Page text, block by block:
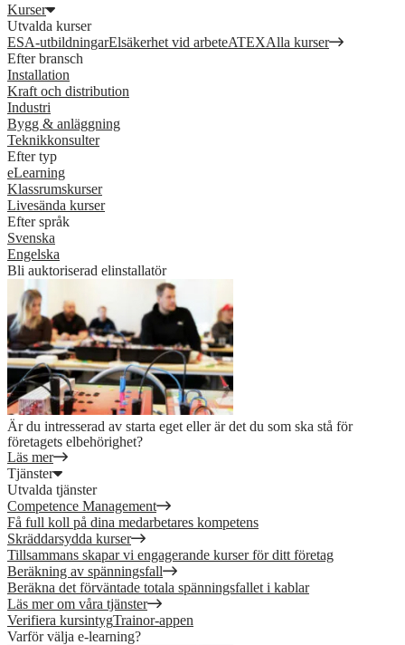
Kurser
Utvalda kurser
ESA-utbildningarElsäkerhet vid arbeteATEXAlla kurser
Efter bransch
Installation
Kraft och distribution
Industri
Bygg & anläggning
Teknikkonsulter
Efter typ
eLearning
Klassrumskurser
Livesända kurser
Efter språk
Svenska
Engelska
Bli auktoriserad elinstallatör
Är du intresserad av starta eget eller är det du som ska stå för
företagets elbehörighet?
Läs mer
Tjänster
Utvalda tjänster
Competence Management
Få full koll på dina medarbetares kompetens
Skräddarsydda kurser
Tillsammans skapar vi engagerande kurser för ditt företag
Beräkning av spänningsfall
Beräkna det förväntade totala spänningsfallet i kablar
Läs mer om våra tjänster
Verifiera kursintygTrainor-appen
Varför välja e-learning?